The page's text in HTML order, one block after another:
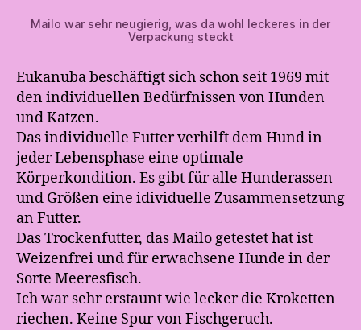
Mailo war sehr neugierig, was da wohl leckeres in der
Verpackung steckt
Eukanuba beschäftigt sich schon seit 1969 mit
den individuellen Bedürfnissen von Hunden
und Katzen.
Das individuelle Futter verhilft dem Hund in
jeder Lebensphase eine optimale
Körperkondition. Es gibt für alle Hunderassen-
und Größen eine idividuelle Zusammensetzung
an Futter.
Das Trockenfutter, das Mailo getestet hat ist
Weizenfrei und für erwachsene Hunde in der
Sorte Meeresfisch.
Ich war sehr erstaunt wie lecker die Kroketten
riechen. Keine Spur von Fischgeruch.